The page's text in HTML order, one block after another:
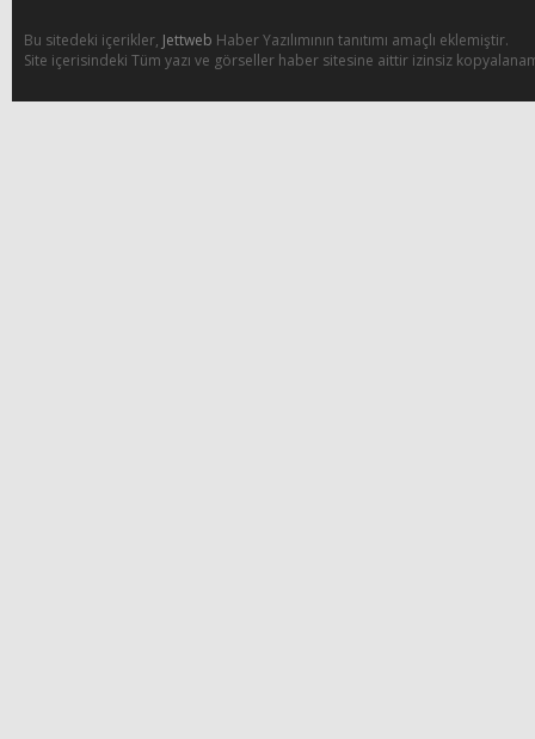
Bu sitedeki içerikler, Jettweb Haber Yazılımının tanıtımı amaçlı eklemiştir.
Site içerisindeki Tüm yazı ve görseller haber sitesine aittir izinsiz